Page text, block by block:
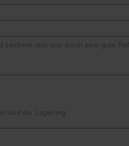
zeichnet sich aus durch eine gute
und der Lagerung.